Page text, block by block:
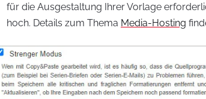
für die Ausgestaltung Ihrer Vorlage
hoch. Details zum Thema Media-Hosting